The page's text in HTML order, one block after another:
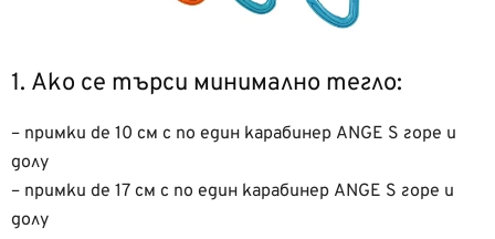
1. Ако се търси минимално тегло:
– примки de 10 см с по един карабинер ANGE S горе и
долу
– примки de 17 см с по един карабинер ANGE S горе и
долу